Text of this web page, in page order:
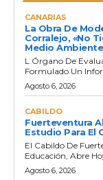
CANARIAS
La Obra De
Corralejo, «no
Medio
L Órgano De
Formulado Un
Agosto 6, 2026
CABILDO
Fuerteventura
Estudio Para El
El Cabildo De
Educación, Abre
Agosto 6, 2026